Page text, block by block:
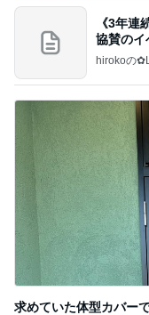
《3年
協賛の
すぎ
hirokoの
求めていた体型カバー